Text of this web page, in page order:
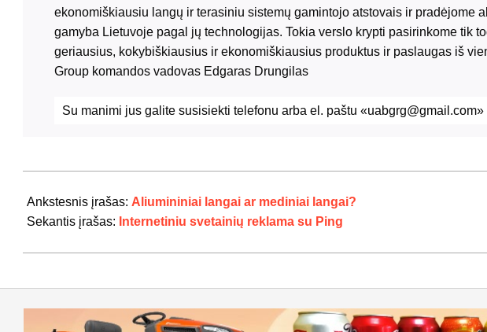
ekonomiškiausiu langų ir terasiniu sistemų gamintojo atstovais ir pradėjome
gamyba Lietuvoje pagal jų technologijas. Tokia verslo krypti pasirinkome tik
geriausius, kokybiškiausius ir ekonomiškiausius produktus ir paslaugas iš
Group komandos vadovas Edgaras Drungilas
Su manimi jus galite susisiekti telefonu arba el. paštu «uabgrg@gmail.com»
09-
21
Ankstesnis įrašas: Aliumininiai langai ar mediniai langai?
Sekantis įrašas: Internetiniu svetainių reklama su Ping